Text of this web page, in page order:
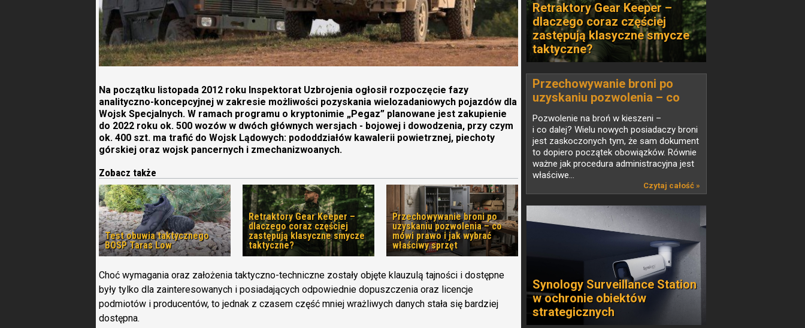
Na początku listopada 2012 roku Inspektorat Uzbrojenia ogłosił rozpoczęcie fazy
analityczno-koncepcyjnej w zakresie możliwości pozyskania wielozadaniowych pojazdów dla
Wojsk Specjalnych. W ramach programu o kryptonimie „Pegaz” planowane jest zakupienie
do 2022 roku ok. 500 wozów w dwóch głównych wersjach - bojowej i dowodzenia, przy czym
ok. 400 szt. ma trafić do Wojsk Lądowych: pododdziałów kawalerii powietrznej, piechoty
górskiej oraz wojsk pancernych i zmechanizwoanych.
Zobacz także
Test obuwia taktycznego
BOSP Taras Low
Retraktory Gear Keeper –
dlaczego coraz częściej
zastępują klasyczne smycze
taktyczne?
Przechowywanie broni po
uzyskaniu pozwolenia – co
mówi prawo i jak wybrać
właściwy sprzęt
Choć wymagania oraz założenia taktyczno-techniczne zostały objęte klauzulą tajności i dostępne
były tylko dla zainteresowanych i posiadających odpowiednie dopuszczenia oraz licencje
podmiotów i producentów, to jednak z czasem część mniej wrażliwych danych stała się bardziej
dostępna.
Retraktory Gear Keeper –
dlaczego coraz częściej
zastępują klasyczne smycze
taktyczne?
Przechowywanie broni po
uzyskaniu pozwolenia – co
mówi prawo i jak wybrać
właściwy sprzęt
Pozwolenie na broń w kieszeni –
i co dalej? Wielu nowych posiadaczy broni
jest zaskoczonych tym, że sam dokument
to dopiero początek obowiązków. Równie
ważne jak procedura administracyjna jest
właściwe...
Czytaj całość »
Synology Surveillance Station
w ochronie obiektów
strategicznych